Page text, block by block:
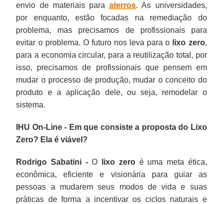
envio de materiais paraaterros. As universidades,
por enquanto, estão focadas na remediação do
problema, mas precisamos de profissionais para
evitar o problema. O futuro nos leva para o lixo zero,
para a economia circular, para a reutilização total, por
isso, precisamos de profissionais que pensem em
mudar o processo de produção, mudar o conceito do
produto e a aplicação dele, ou seja, remodelar o
sistema.
IHU On-Line - Em que consiste a proposta do Lixo
Zero? Ela é viável?
Rodrigo Sabatini -O lixo zeroé uma meta ética,
econômica, eficiente e visionária para guiar as
pessoas a mudarem seus modos de vida e suas
práticas de forma a incentivar os ciclos naturais e